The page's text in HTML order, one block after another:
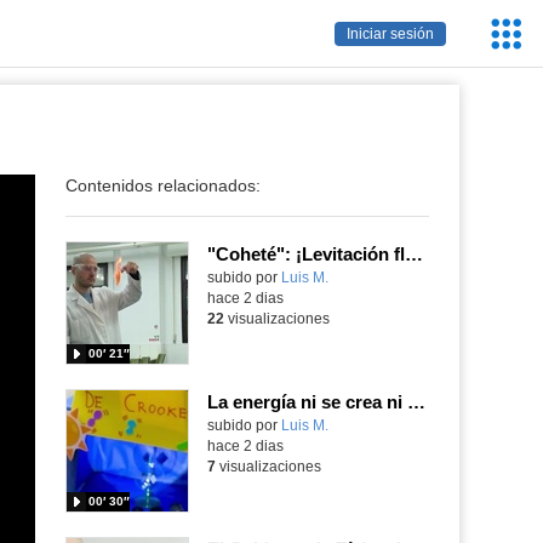
Iniciar sesión
Contenidos relacionados:
"Coheté": ¡Levitación flamígera!
Contenido educativo.
subido por Luis M.
00′ 21″
hace 2 dias
22 visualizaciones
La energía ni se crea ni se destruye... ¡se experimenta! El Tierno en la Feria Madrid es Ciencia 2026
Contenido educativo.
subido por Luis M.
00′ 30″
hace 2 dias
7visualizaciones